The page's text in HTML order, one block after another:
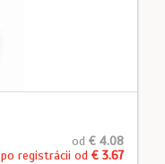
od € 4.08
po registrácii od € 3.67